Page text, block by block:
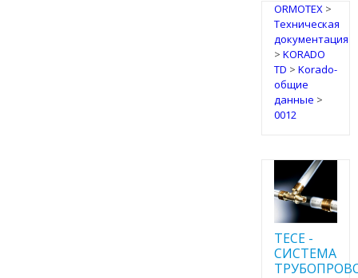
ORMOTEX>
Техническая
документация
> KORADO
TD > Korado-
общие
данные >
0012
TECE -
CИСТЕМА